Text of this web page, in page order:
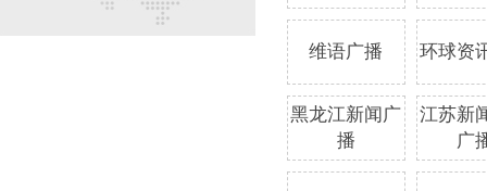
维语广播 环球资
黑龙江新闻广
播
江苏新
广